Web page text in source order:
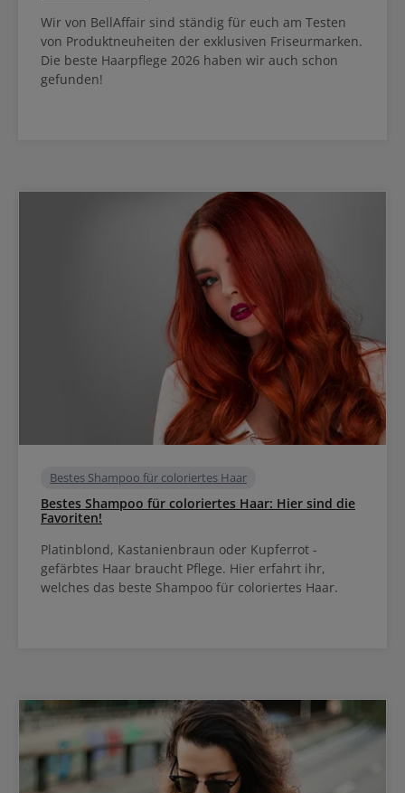
Wir von BellAffair sind ständig für euch am Testen
von Produktneuheiten der exklusiven Friseurmarken.
Die beste Haarpflege 2026 haben wir auch schon
gefunden!
Bestes Shampoo für coloriertes Haar
Bestes Shampoo für coloriertes Haar: Hier sind die
Favoriten!
Platinblond, Kastanienbraun oder Kupferrot -
gefärbtes Haar braucht Pflege. Hier erfahrt ihr,
welches das beste Shampoo für coloriertes Haar.